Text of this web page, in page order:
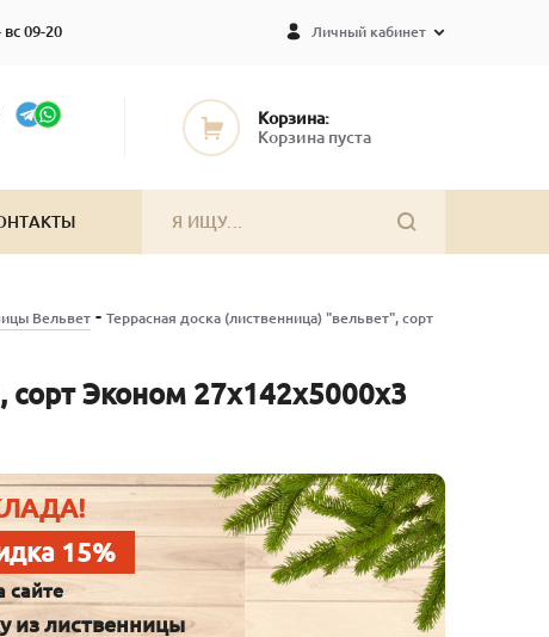
09-20 Личный кабинет
Корзина:
Корзина пуста
Вельвет- Террасная доска (лиственница) "вельвет", сорт
сорт Эконом 27х142х5000х3
15%
сайте
из лиственницы